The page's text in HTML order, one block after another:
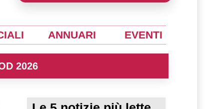
ANNUARI EVENTI
2026